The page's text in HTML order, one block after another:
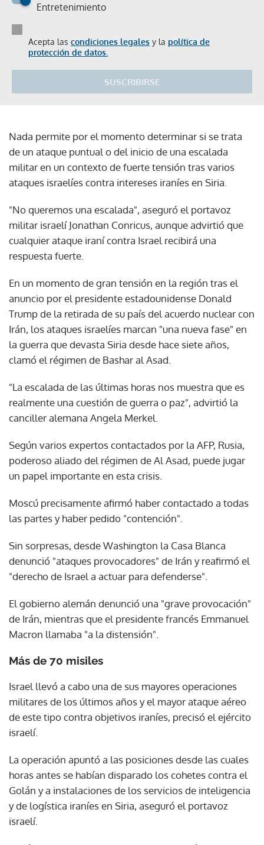
Entretenimiento
Acepta las condiciones legales y la política de
protección de datos.
SUSCRIBIRSE
Nada permite por el momento determinar si se trata
de un ataque puntual o del inicio de una escalada
militar en un contexto de fuerte tensión tras varios
ataques israelíes contra intereses iraníes en Siria.
"No queremos una escalada", aseguró el portavoz
militar israelí Jonathan Conricus, aunque advirtió que
cualquier ataque iraní contra Israel recibirá una
respuesta fuerte.
En un momento de gran tensión en la región tras el
anuncio por el presidente estadounidense Donald
Trump de la retirada de su país del acuerdo nuclear con
Irán, los ataques israelíes marcan "una nueva fase" en
la guerra que devasta Siria desde hace siete años,
clamó el régimen de Bashar al Asad.
"La escalada de las últimas horas nos muestra que es
realmente una cuestión de guerra o paz", advirtió la
canciller alemana Angela Merkel.
Según varios expertos contactados por la AFP, Rusia,
poderoso aliado del régimen de Al Asad, puede jugar
un papel importante en esta crisis.
Moscú precisamente afirmó haber contactado a todas
las partes y haber pedido "contención".
Sin sorpresas, desde Washington la Casa Blanca
denunció "ataques provocadores" de Irán y reafirmó el
"derecho de Israel a actuar para defenderse".
El gobierno alemán denunció una "grave provocación"
de Irán, mientras que el presidente francés Emmanuel
Macron llamaba "a la distensión".
Más de 70 misiles
Israel llevó a cabo una de sus mayores operaciones
militares de los últimos años y el mayor ataque aéreo
de este tipo contra objetivos iraníes, precisó el ejército
israelí.
La operación apuntó a las posiciones desde las cuales
horas antes se habían disparado los cohetes contra el
Golán y a instalaciones de los servicios de inteligencia
y de logística iraníes en Siria, aseguró el portavoz
israelí.